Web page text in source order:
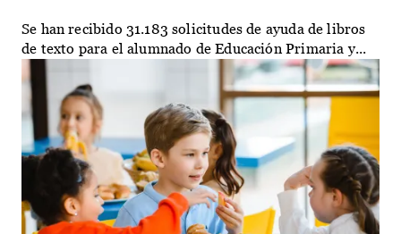
Se han recibido 31.183 solicitudes de ayuda de libros
de texto para el alumnado de Educación Primaria y...